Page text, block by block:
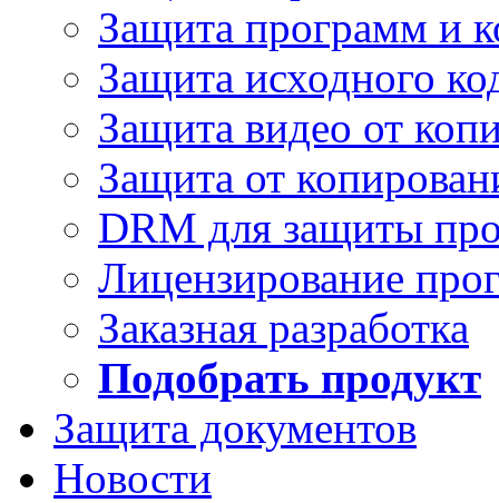
Защита программ и
Защита исходного
Защита видео от
Защита от
DRM для защиты
Лицензирование
Заказная разработка
Подобрать продукт
Защита документов
Новости